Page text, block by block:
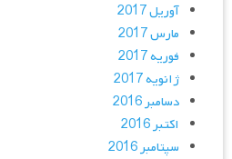
آوریل 2017
مارس 2017
فوریه 2017
ژانویه 2017
دسامبر 2016
اکتبر 2016
سپتامبر 2016